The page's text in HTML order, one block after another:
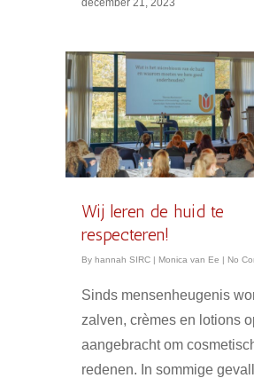
Wij leren de huid te
respecteren!
By hannah SIRC | Monica van Ee | No
Sinds mensenheugenis
zalven, crèmes en lotions
aangebracht om
redenen. In sommige